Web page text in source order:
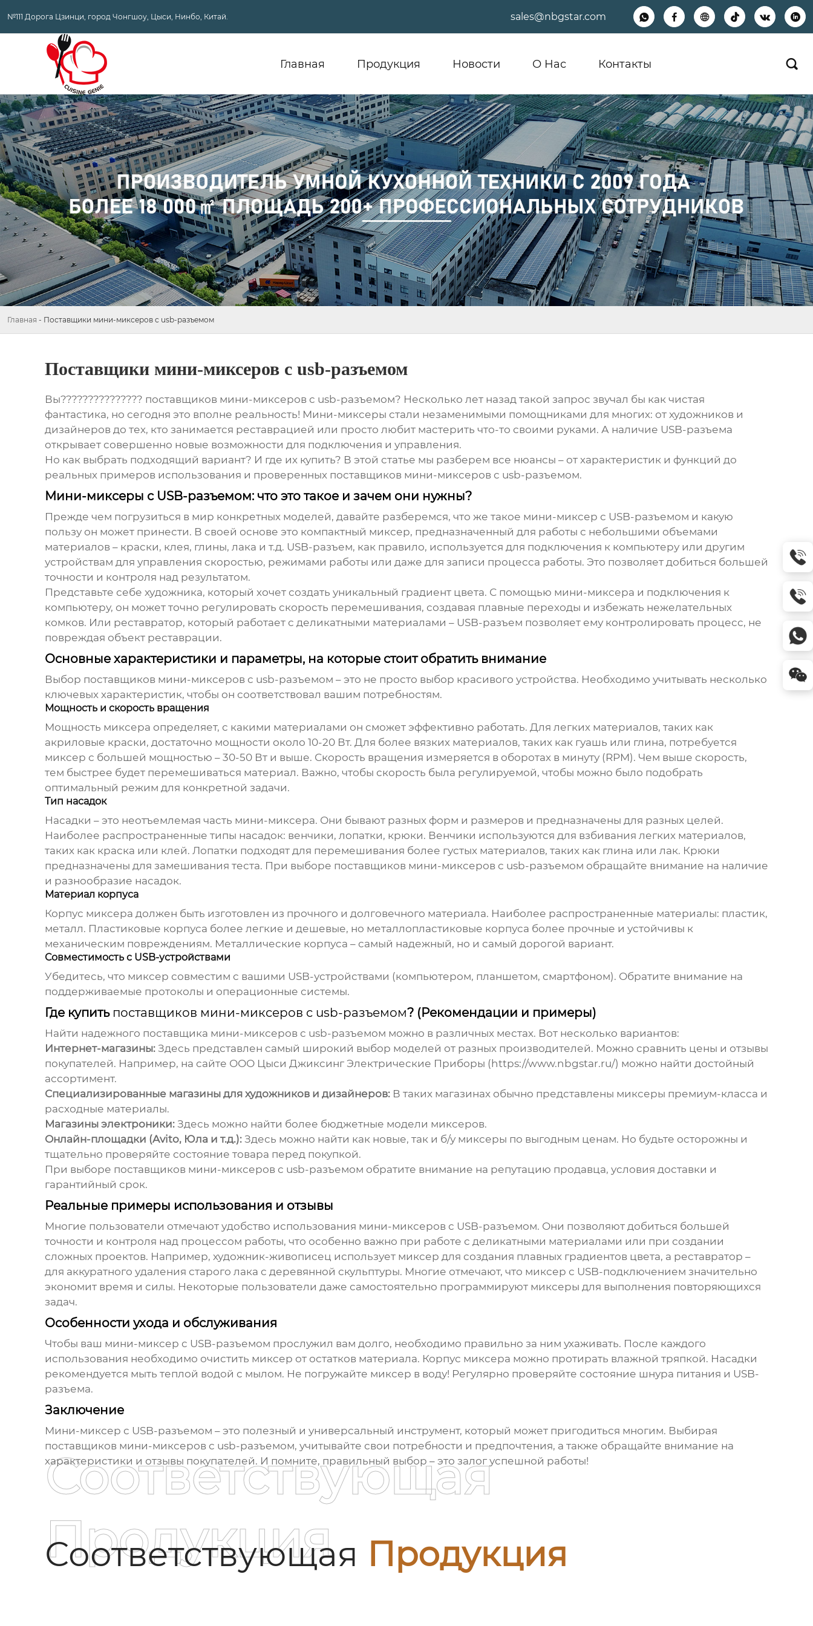
№111 Дорога Цзинци, город Чонгшоу, Цыси, Нинбо, Китай. sales@nbgstar.com      
Главная Продукция Новости О Hас Контакты 
Главная - Поставщики мини-миксеров с usb-разъемом
Поставщики мини-миксеров с usb-разъемом
Вы??????????????? поставщиков мини-миксеров с usb-разъемом? Несколько лет назад такой запрос звучал бы как чистая
фантастика, но сегодня это вполне реальность! Мини-миксеры стали незаменимыми помощниками для многих: от художников и
дизайнеров до тех, кто занимается реставрацией или просто любит мастерить что-то своими руками. А наличие USB-разъема
открывает совершенно новые возможности для подключения и управления.
Но как выбрать подходящий вариант? И где их купить? В этой статье мы разберем все нюансы – от характеристик и функций до
реальных примеров использования и проверенных поставщиков мини-миксеров с usb-разъемом.
Мини-миксеры с USB-разъемом: что это такое и зачем они нужны?
Прежде чем погрузиться в мир конкретных моделей, давайте разберемся, что же такое мини-миксер с USB-разъемом и какую
пользу он может принести. В своей основе это компактный миксер, предназначенный для работы с небольшими объемами
материалов – краски, клея, глины, лака и т.д. USB-разъем, как правило, используется для подключения к компьютеру или другим
устройствам для управления скоростью, режимами работы или даже для записи процесса работы. Это позволяет добиться большей
точности и контроля над результатом.
Представьте себе художника, который хочет создать уникальный градиент цвета. С помощью мини-миксера и подключения к
компьютеру, он может точно регулировать скорость перемешивания, создавая плавные переходы и избежать нежелательных
комков. Или реставратор, который работает с деликатными материалами – USB-разъем позволяет ему контролировать процесс, не
повреждая объект реставрации.
Основные характеристики и параметры, на которые стоит обратить внимание
Выбор поставщиков мини-миксеров с usb-разъемом – это не просто выбор красивого устройства. Необходимо учитывать несколько
ключевых характеристик, чтобы он соответствовал вашим потребностям.
Мощность и скорость вращения
Мощность миксера определяет, с какими материалами он сможет эффективно работать. Для легких материалов, таких как
акриловые краски, достаточно мощности около 10-20 Вт. Для более вязких материалов, таких как гуашь или глина, потребуется
миксер с большей мощностью – 30-50 Вт и выше. Скорость вращения измеряется в оборотах в минуту (RPM). Чем выше скорость,
тем быстрее будет перемешиваться материал. Важно, чтобы скорость была регулируемой, чтобы можно было подобрать
оптимальный режим для конкретной задачи.
Тип насадок
Насадки – это неотъемлемая часть мини-миксера. Они бывают разных форм и размеров и предназначены для разных целей.
Наиболее распространенные типы насадок: венчики, лопатки, крюки. Венчики используются для взбивания легких материалов,
таких как краска или клей. Лопатки подходят для перемешивания более густых материалов, таких как глина или лак. Крюки
предназначены для замешивания теста. При выборе поставщиков мини-миксеров с usb-разъемом обращайте внимание на наличие
и разнообразие насадок.
Материал корпуса
Корпус миксера должен быть изготовлен из прочного и долговечного материала. Наиболее распространенные материалы: пластик,
металл. Пластиковые корпуса более легкие и дешевые, но металлопластиковые корпуса более прочные и устойчивы к
механическим повреждениям. Металлические корпуса – самый надежный, но и самый дорогой вариант.
Совместимость с USB-устройствами
Убедитесь, что миксер совместим с вашими USB-устройствами (компьютером, планшетом, смартфоном). Обратите внимание на
поддерживаемые протоколы и операционные системы.
Где купить поставщиков мини-миксеров с usb-разъемом? (Рекомендации и примеры)
Найти надежного поставщика мини-миксеров с usb-разъемом можно в различных местах. Вот несколько вариантов:
Интернет-магазины:Здесь представлен самый широкий выбор моделей от разных производителей. Можно сравнить цены и отзывы
покупателей. Например, на сайте ООО Цыси Джиксинг Электрические Приборы (https://www.nbgstar.ru/) можно найти достойный
ассортимент.
Специализированные магазины для художников и дизайнеров:В таких магазинах обычно представлены миксеры премиум-класса и
расходные материалы.
Магазины электроники:Здесь можно найти более бюджетные модели миксеров.
Онлайн-площадки (Avito, Юла и т.д.):Здесь можно найти как новые, так и б/у миксеры по выгодным ценам. Но будьте осторожны и
тщательно проверяйте состояние товара перед покупкой.
При выборе поставщиков мини-миксеров с usb-разъемом обратите внимание на репутацию продавца, условия доставки и
гарантийный срок.
Реальные примеры использования и отзывы
Многие пользователи отмечают удобство использования мини-миксеров с USB-разъемом. Они позволяют добиться большей
точности и контроля над процессом работы, что особенно важно при работе с деликатными материалами или при создании
сложных проектов. Например, художник-живописец использует миксер для создания плавных градиентов цвета, а реставратор –
для аккуратного удаления старого лака с деревянной скульптуры. Многие отмечают, что миксер с USB-подключением значительно
экономит время и силы. Некоторые пользователи даже самостоятельно программируют миксеры для выполнения повторяющихся
задач.
Особенности ухода и обслуживания
Чтобы ваш мини-миксер с USB-разъемом прослужил вам долго, необходимо правильно за ним ухаживать. После каждого
использования необходимо очистить миксер от остатков материала. Корпус миксера можно протирать влажной тряпкой. Насадки
рекомендуется мыть теплой водой с мылом. Не погружайте миксер в воду! Регулярно проверяйте состояние шнура питания и USB-
разъема.
Заключение
Мини-миксер с USB-разъемом – это полезный и универсальный инструмент, который может пригодиться многим. Выбирая
поставщиков мини-миксеров с usb-разъемом, учитывайте свои потребности и предпочтения, а также обращайте внимание на
характеристики и отзывы покупателей. И помните, правильный выбор – это залог успешной работы!
Соответствующая Продукция
Соответствующая
Продукция